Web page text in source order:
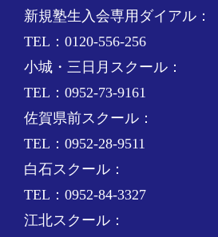
新規塾生入会専用ダイアル：
TEL：0120-556-256
小城・三日月スクール：
TEL：0952-73-9161
佐賀県前スクール：
TEL：0952-28-9511
白石スクール：
TEL：0952-84-3327
江北スクール：